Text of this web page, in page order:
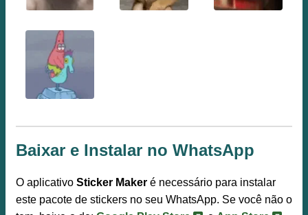
Baixar e Instalar no WhatsApp
O aplicativo Sticker Maker é necessário para instalar
este pacote de stickers no seu WhatsApp. Se você não o